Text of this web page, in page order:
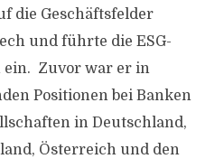
die Geschäftsfelder
und führte die ESG-
ein. Zuvor war er in
Positionen bei Banken
in Deutschland,
Österreich und den